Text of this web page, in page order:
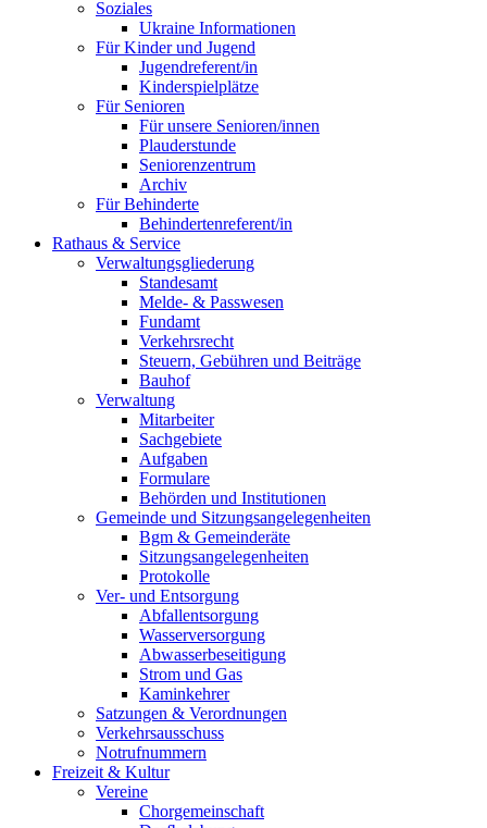
Soziales
Ukraine Informationen
Für Kinder und Jugend
Jugendreferent/in
Kinderspielplätze
Für Senioren
Für unsere Senioren/innen
Plauderstunde
Seniorenzentrum
Archiv
Für Behinderte
Behindertenreferent/in
Rathaus & Service
Verwaltungsgliederung
Standesamt
Melde- & Passwesen
Fundamt
Verkehrsrecht
Steuern, Gebühren und Beiträge
Bauhof
Verwaltung
Mitarbeiter
Sachgebiete
Aufgaben
Formulare
Behörden und Institutionen
Gemeinde und Sitzungsangelegenheiten
Bgm & Gemeinderäte
Sitzungsangelegenheiten
Protokolle
Ver- und Entsorgung
Abfallentsorgung
Wasserversorgung
Abwasserbeseitigung
Strom und Gas
Kaminkehrer
Satzungen & Verordnungen
Verkehrsausschuss
Notrufnummern
Freizeit & Kultur
Vereine
Chorgemeinschaft